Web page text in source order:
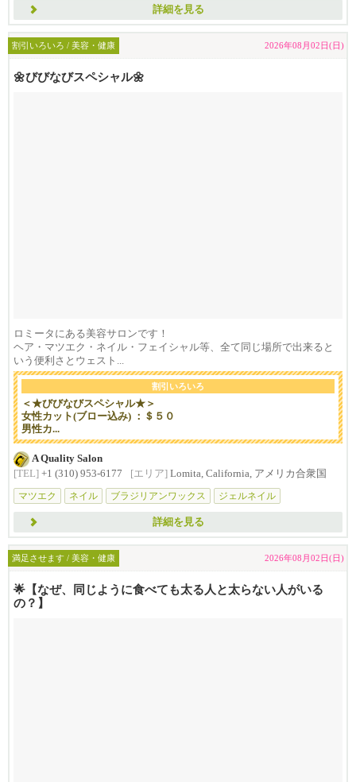
詳細を見る
割引いろいろ / 美容・健康 2026年08月02日(日)
🌼びびなびスペシャル🌼
ロミータにある美容サロンです！
ヘア・マツエク・ネイル・フェイシャル等、全て同じ場所で出来ると
いう便利さとウェスト...
割引いろいろ
＜★びびなびスペシャル★＞
女性カット(ブロー込み) ：＄５０
男性カ...
A Quality Salon
[TEL] +1 (310) 953-6177 [エリア] Lomita, California, アメリカ合衆国
マツエク
ネイル ブラジリアンワックス ジェルネイル
詳細を見る
満足させます / 美容・健康 2026年08月02日(日)
🌟【なぜ、同じように食べても太る人と太らない人がいる
の？】